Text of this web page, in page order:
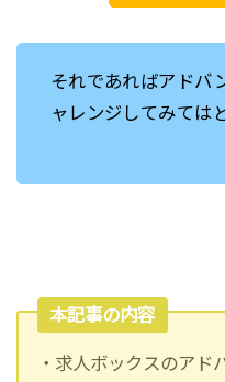
それであればアドバ
ャレンジしてみては
本記事の内容
・求人ボックスのアド